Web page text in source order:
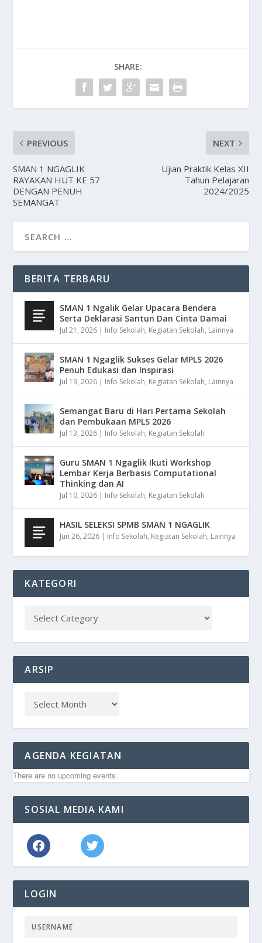
SHARE:
PREVIOUS
SMAN 1 NGAGLIK
RAYAKAN HUT KE 57
DENGAN PENUH
SEMANGAT
NEXT
Ujian Praktik Kelas XII
Tahun Pelajaran
2024/2025
BERITA TERBARU
SMAN 1 Ngalik Gelar Upacara Bendera
Serta Deklarasi Santun Dan Cinta Damai
Jul 21, 2026 | Info Sekolah, Kegiatan Sekolah, Lainnya
SMAN 1 Ngaglik Sukses Gelar MPLS 2026
Penuh Edukasi dan Inspirasi
Jul 19, 2026 | Info Sekolah, Kegiatan Sekolah, Lainnya
Semangat Baru di Hari Pertama Sekolah
dan Pembukaan MPLS 2026
Jul 13, 2026 | Info Sekolah, Kegiatan Sekolah
Guru SMAN 1 Ngaglik Ikuti Workshop
Lembar Kerja Berbasis Computational
Thinking dan AI
Jul 10, 2026 | Info Sekolah, Kegiatan Sekolah
HASIL SELEKSI SPMB SMAN 1 NGAGLIK
Jun 26, 2026 | Info Sekolah, Kegiatan Sekolah, Lainnya
KATEGORI
ARSIP
AGENDA KEGIATAN
There are no upcoming events.
SOSIAL MEDIA KAMI
LOGIN